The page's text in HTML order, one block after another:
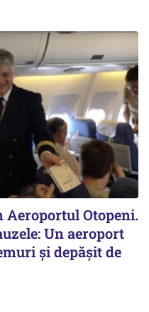
Otopeni.
Un aeroport
și depășit de